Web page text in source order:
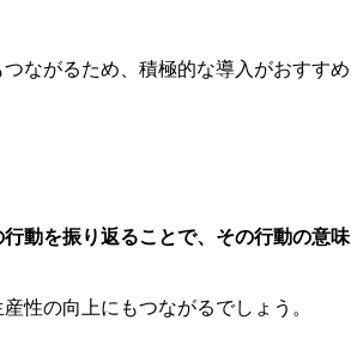
ながるため、積極的な導入がおすすめ
動を振り返ることで、その行動の意味
性の向上にもつながるでしょう。